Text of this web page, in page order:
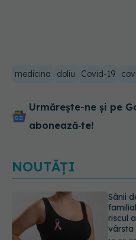
medicina doliu Covid-19
Urmărește-ne și pe
abonează‑te!
NOUTĂȚI
Nu
să
30%